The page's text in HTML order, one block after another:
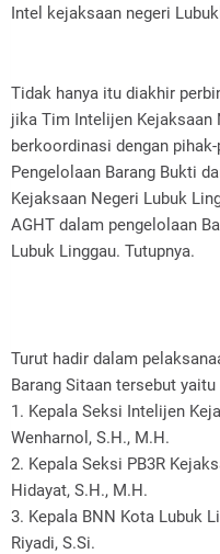
Intel kejaksaan negeri
Tidak hanya itu diakhir
jika Tim Intelijen Kejaksaan
berkoordinasi dengan
Pengelolaan Barang Bukti
Kejaksaan Negeri Lubuk
AGHT dalam pengelolaan
Lubuk Linggau. Tutupnya.
Turut hadir dalam
Barang Sitaan tersebut yaitu
1. Kepala Seksi Intelijen
Wenharnol, S.H., M.H.
2. Kepala Seksi PB3R
Hidayat, S.H., M.H.
3. Kepala BNN Kota Lubuk
Riyadi, S.Si.